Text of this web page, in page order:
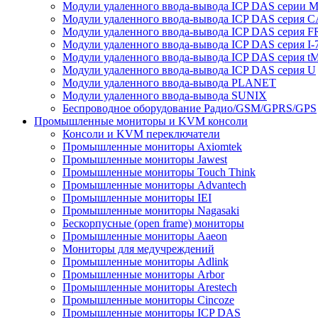
Модули удаленного ввода-вывода ICP DAS серии M
Модули удаленного ввода-вывода ICP DAS серия
Модули удаленного ввода-вывода ICP DAS серия
Модули удаленного ввода-вывода ICP DAS серия I-
Модули удаленного ввода-вывода ICP DAS серия
Модули удаленного ввода-вывода ICP DAS серия U
Модули удаленного ввода-вывода PLANET
Модули удаленного ввода-вывода SUNIX
Беспроводное оборудование Радио/GSM/GPRS/GPS
Промышленные мониторы и KVM консоли
Консоли и KVM переключатели
Промышленные мониторы Axiomtek
Промышленные мониторы Jawest
Промышленные мониторы Touch Think
Промышленные мониторы Advantech
Промышленные мониторы IEI
Промышленные мониторы Nagasaki
Бескорпусные (open frame) мониторы
Промышленные мониторы Aaeon
Мониторы для медучреждений
Промышленные мониторы Adlink
Промышленные мониторы Arbor
Промышленные мониторы Arestech
Промышленные мониторы Cincoze
Промышленные мониторы ICP DAS